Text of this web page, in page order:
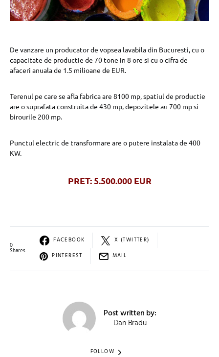
De vanzare un producator de vopsea lavabila din Bucuresti, cu o
capacitate de productie de 70 tone in 8 ore si cu o cifra de
afaceri anuala de 1.5 milioane de EUR.
Terenul pe care se afla fabrica are 8100 mp, spatiul de productie
are o suprafata construita de 430 mp, depozitele au 700 mp si
birourile 200 mp.
Punctul electric de transformare are o putere instalata de 400
KW.
PRET: 5.500.000 EUR
0
Shares
FACEBOOK
X (TWITTER)
PINTEREST
MAIL
Post written by:
Dan Bradu
FOLLOW